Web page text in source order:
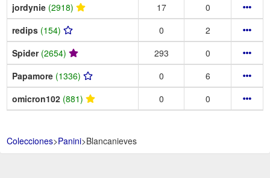
jordynie (2918) 17
0
redips (154) 0
2
Spider (2654) 293
0
Papamore (1336) 0
6
omicron102 (881) 0 0
Colecciones>Panini>Blancanieves